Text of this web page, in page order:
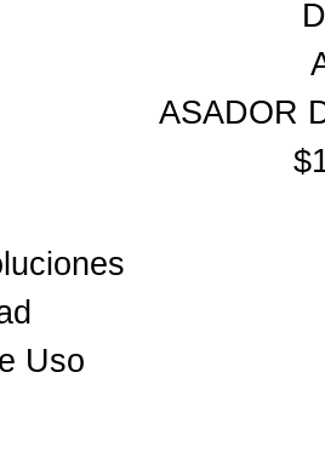
ASADOR
Uso